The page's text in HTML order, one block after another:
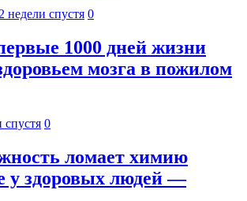
2 недели спустя 0
1000 дней жизни
мозга в пожилом
спустя 0
ломает химию
у здоровых людей —